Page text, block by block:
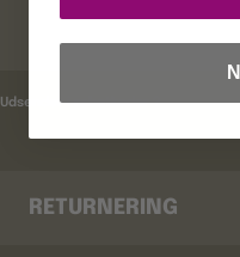
Udsender i rabatkoder ?
RETURNERING